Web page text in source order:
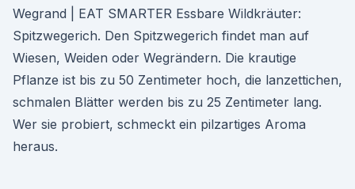
Wegrand | EAT SMARTER Essbare Wildkräuter:
Spitzwegerich. Den Spitzwegerich findet man auf
Wiesen, Weiden oder Wegrändern. Die krautige
Pflanze ist bis zu 50 Zentimeter hoch, die lanzettichen,
schmalen Blätter werden bis zu 25 Zentimeter lang.
Wer sie probiert, schmeckt ein pilzartiges Aroma
heraus.